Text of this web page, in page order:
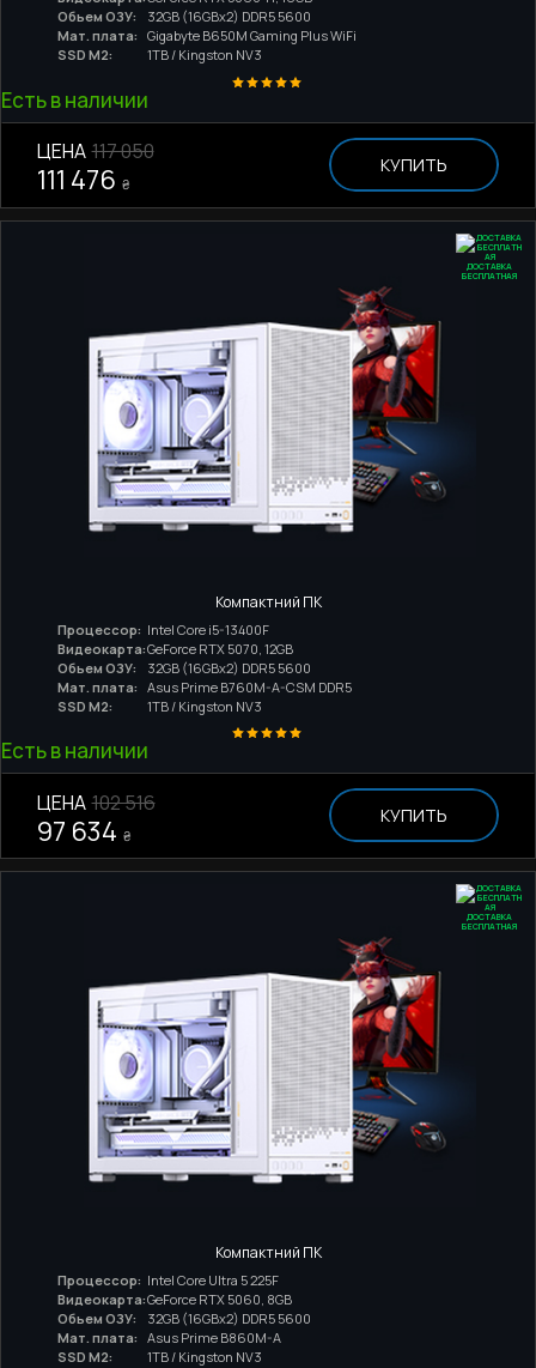
Обьем ОЗУ:
32GB (16GBx2) DDR5 5600
Мат. плата:
Gigabyte B650M Gaming Plus WiFi
SSD M2:
1TB / Kingston NV3
Есть в наличии
ЦЕНА 117 050
111 476 ₴
КУПИТЬ
ДОСТАВКА
БЕСПЛАТНАЯ
Компактний ПК
Процессор: Intel Core i5-13400F
Видеокарта:GeForce RTX 5070, 12GB
Обьем ОЗУ:
32GB (16GBx2) DDR5 5600
Мат. плата:
Asus Prime B760M-A-CSM DDR5
SSD M2:
1TB / Kingston NV3
Есть в наличии
ЦЕНА 102 516
97 634 ₴
КУПИТЬ
ДОСТАВКА
БЕСПЛАТНАЯ
Компактний ПК
Процессор: Intel Core Ultra 5 225F
Видеокарта:GeForce RTX 5060, 8GB
Обьем ОЗУ:
32GB (16GBx2) DDR5 5600
Мат. плата:
Asus Prime B860M-A
SSD M2:
1TB / Kingston NV3